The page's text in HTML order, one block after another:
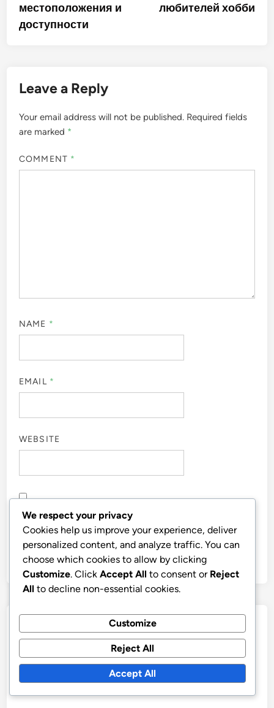
местоположения и
доступности
любителей хобби
Leave a Reply
Your email address will not be published. Required fields
are marked *
COMMENT *
NAME *
EMAIL *
WEBSITE
SAVE MY NAME, EMAIL, AND WEBSITE IN THIS
BROWSER FOR THE NEXT TIME I COMMENT.
Быстрые ссылки
We respect your privacy
Cookies help us improve your experience, deliver
personalized content, and analyze traffic. You can
choose which cookies to allow by clicking
Customize. Click Accept All to consent or Reject
All to decline non-essential cookies.
Customize
Reject All
Accept All